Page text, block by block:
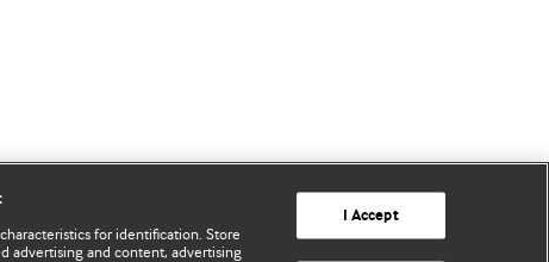
for identification. Store
advertising and content, advertising
I Accept